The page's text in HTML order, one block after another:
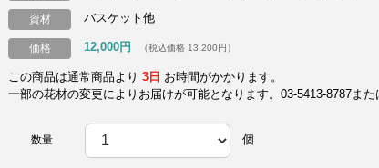
資材 バスケット他
価格 12,000円 （税込価格 13,200円）
この商品は通常商品より3日 お時間がかかります。
一部の花材の変更によりお届けが可能となります。03-5413-8787また
数量 個